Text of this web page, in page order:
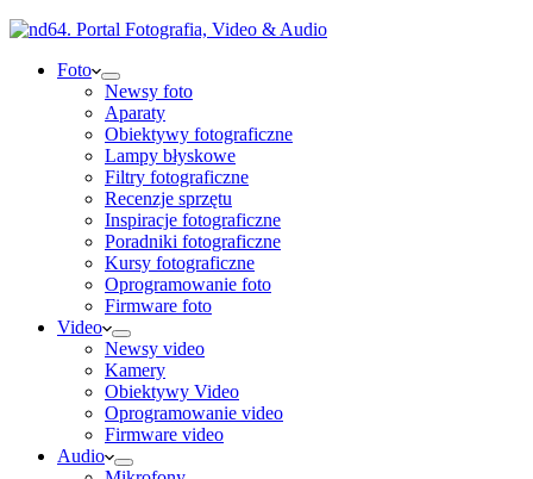
Foto
Newsy foto
Aparaty
Obiektywy fotograficzne
Lampy błyskowe
Filtry fotograficzne
Recenzje sprzętu
Inspiracje fotograficzne
Poradniki fotograficzne
Kursy fotograficzne
Oprogramowanie foto
Firmware foto
Video
Newsy video
Kamery
Obiektywy Video
Oprogramowanie video
Firmware video
Audio